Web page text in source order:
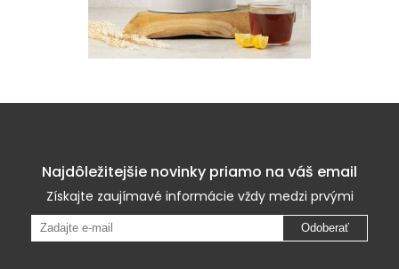
Najdôležitejšie novinky priamo na váš email
Získajte zaujímavé informácie vždy medzi prvými
Odoberať